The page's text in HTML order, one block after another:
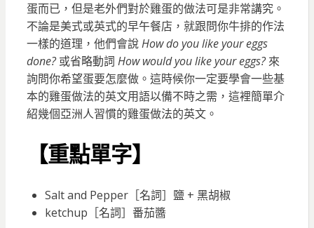
蛋而已，但是老外們對於雞蛋的做法可是非常講究。
不論是美式或英式的早午餐店，就跟問你牛排的作法
一樣的道理，他們會說How do you like your eggs
done?或省略動詞 How would you like your eggs?來
詢問你希望蛋要怎麼做。這時候你一定要學會一些基
本的雞蛋做法的英文用語以備不時之需，這裡簡單介
紹幾個亞洲人習慣的雞蛋做法的英文。
【重點單字】
Salt and Pepper［名詞］鹽 + 黑胡椒
ketchup［名詞］番茄醬